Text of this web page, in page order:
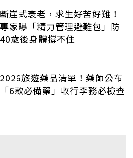
斷崖式衰老，求生好苦好難！
專家曝「精力管理避難包」防
40歲後身體撐不住
2026旅遊藥品清單！藥師公布
「6款必備藥」收行李務必檢查